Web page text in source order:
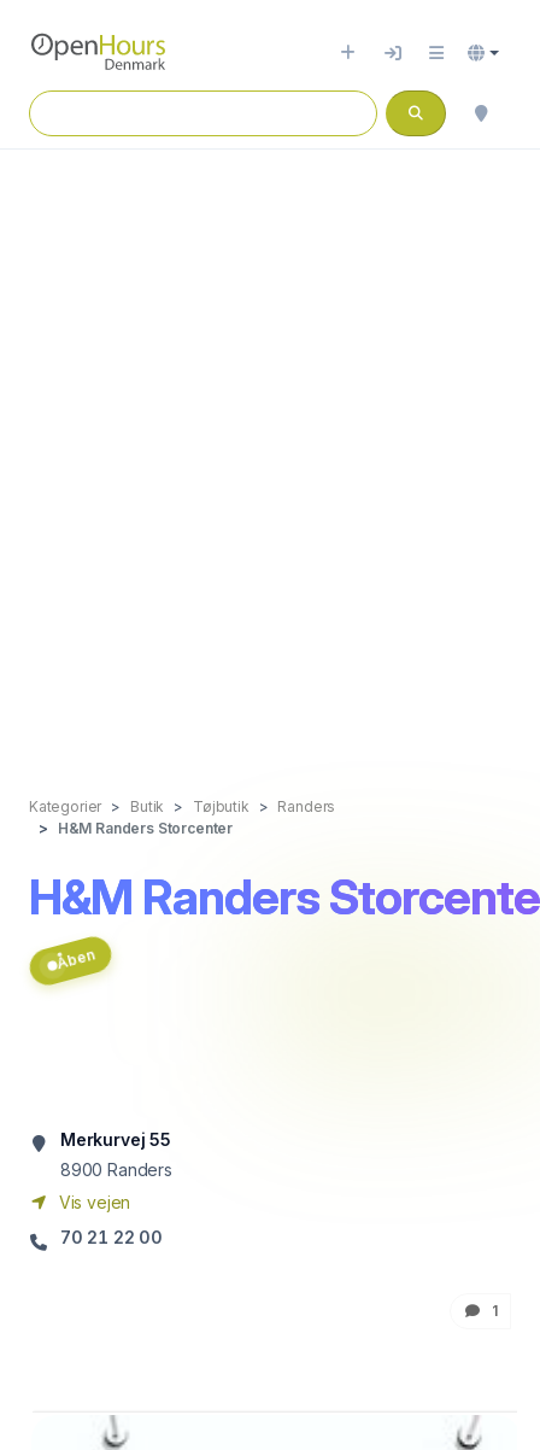
Kategorier Butik Tøjbutik
Randers
H&M Randers Storcenter
H&M Randers
Åben
Merkurvej 55
8900 Randers
Vis vejen
70 21 22 00
1